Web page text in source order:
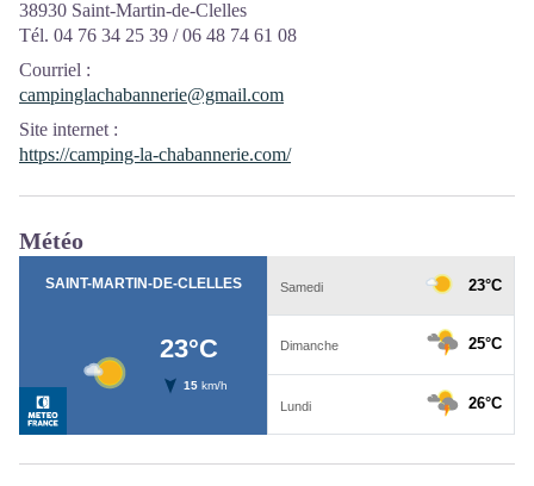
38930 Saint-Martin-de-Clelles
Tél. 04 76 34 25 39 / 06 48 74 61 08
Courriel :
campinglachabannerie@gmail.com
Site internet :
https://camping-la-chabannerie.com/
Météo